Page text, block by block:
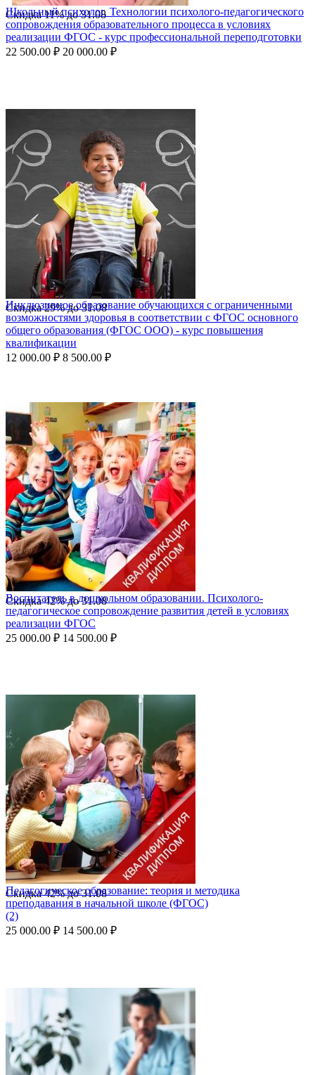
Скидка11%до31.08
Школьный психолог. Технологии психолого-педагогического
сопровождения образовательного процесса в условиях
реализации ФГОС - курс профессиональной переподготовки
22 500.00 ₽ 20 000.00 ₽
Скидка29%до31.08
Инклюзивное образование обучающихся с ограниченными
возможностями здоровья в соответствии с ФГОС основного
общего образования (ФГОС ООО) - курс повышения
квалификации
12 000.00 ₽ 8 500.00 ₽
Скидка42%до31.08
Воспитатель в дошкольном образовании. Психолого-
педагогическое сопровождение развития детей в условиях
реализации ФГОС
25 000.00 ₽ 14 500.00 ₽
Скидка42%до31.08
Педагогическое образование: теория и методика
преподавания в начальной школе (ФГОС)
(2)
25 000.00 ₽ 14 500.00 ₽